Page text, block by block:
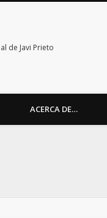
de Javi Prieto
ACERCA DE…